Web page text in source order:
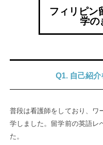
フィリピン
学の
Q1. 自己紹介
普段は看護師をしており、ワ
学しました。留学前の英語レ
た。